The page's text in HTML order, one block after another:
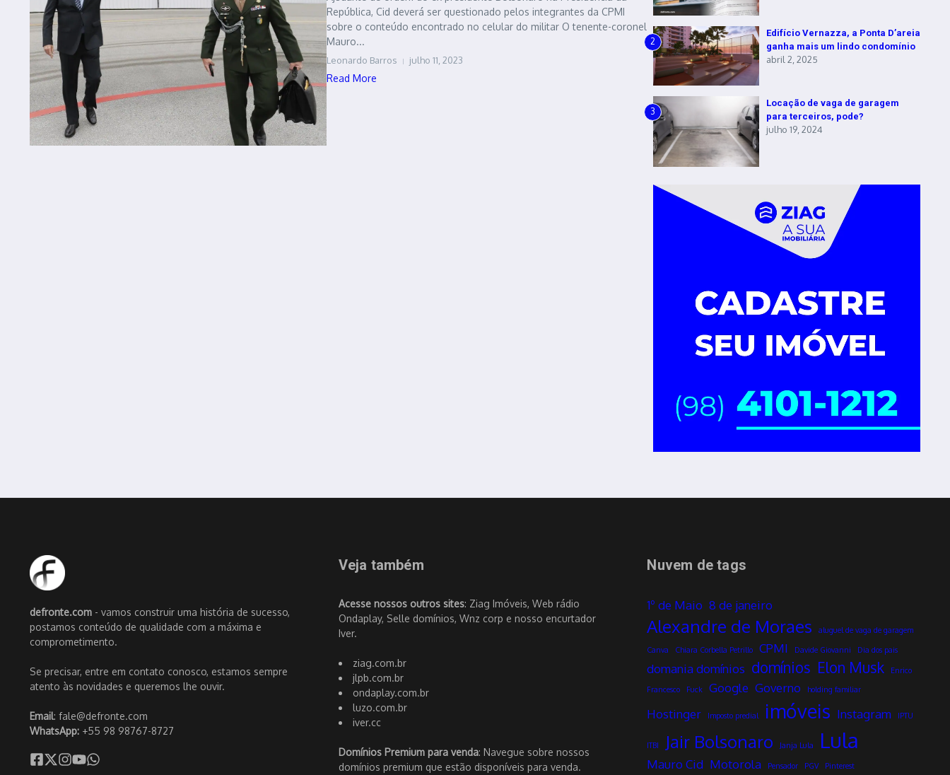
República, Cid deverá ser questionado pelos integrantes da CPMI
sobre o conteúdo encontrado no celular do militar O tenente-coronel
Mauro...
Leonardo Barros julho 11, 2023
Read More
2
Edifício Vernazza, a Ponta D’areia
ganha mais um lindo condomínio
abril 2, 2025
3
Locação de vaga de garagem
para terceiros, pode?
julho 19, 2024
defronte.com - vamos construir uma história de sucesso,
postamos conteúdo de qualidade com a máxima e
comprometimento.
Se precisar, entre em contato conosco, estamos sempre
atento às novidades e queremos lhe ouvir.
Email: fale@defronte.com
WhatsApp: +55 98 98767-8727
Veja também
Acesse nossos outros sites: Ziag Imóveis, Web rádio
Ondaplay, Selle domínios, Wnz corp e nosso encurtador
Iver.
ziag.com.br
jlpb.com.br
ondaplay.com.br
luzo.com.br
iver.cc
Domínios Premium para venda: Navegue sobre nossos
domínios premium que estão disponíveis para venda.
Nuvem de tags
1º de Maio 8 de janeiro
Alexandre de Moraes
aluguel de vaga de garagem
Canva
Chiara Corbella Petrillo CPMI Davide Giovanni Dia dos pais
domania domínios domínios Elon Musk
Enrico
Francesco
Fuck Google Governo holding familiar
Hostinger Imposto predial imóveis Instagram IPTU
ITBI Jair Bolsonaro Janja Lula Lula
Mauro Cid Motorola Pensador PGV Pinterest